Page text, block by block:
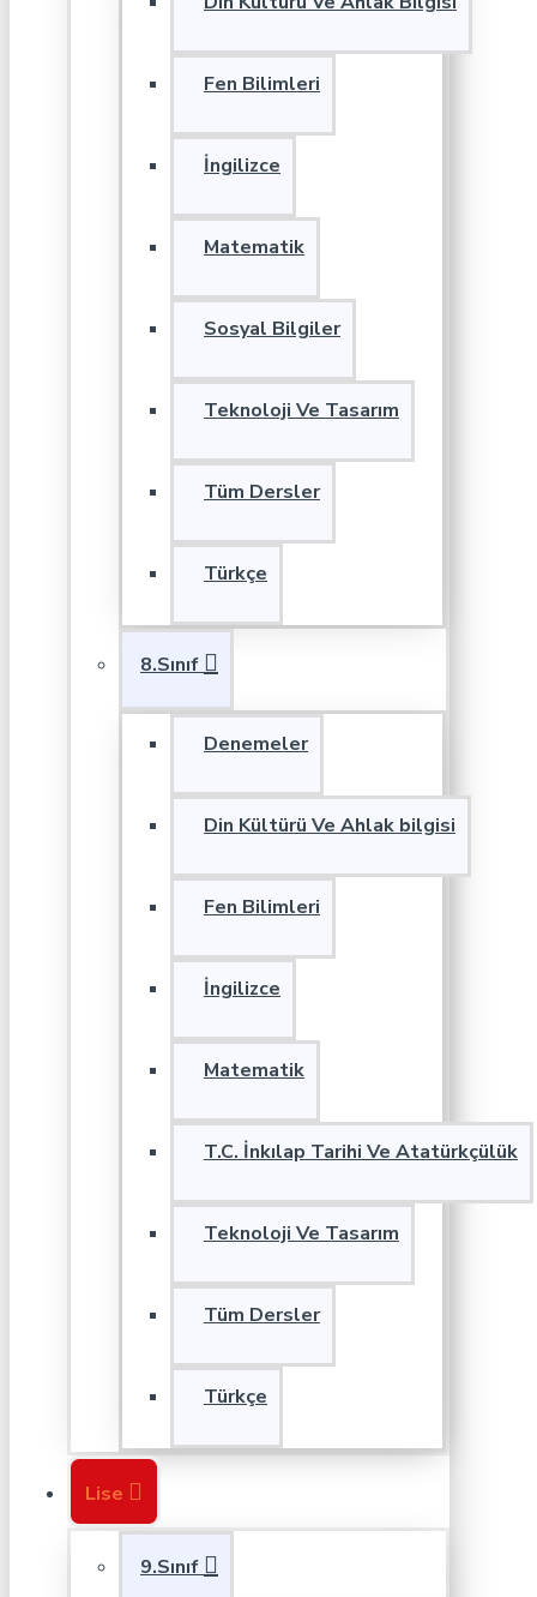
Fen Bilimleri
İngilizce
Matematik
Sosyal Bilgiler
Teknoloji Ve Tasarım
Tüm Dersler
Türkçe
8.Sınıf
Denemeler
Din Kültürü Ve Ahlak bilgisi
Fen Bilimleri
İngilizce
Matematik
T.C. İnkılap Tarihi Ve Atatürkçülük
Teknoloji Ve Tasarım
Tüm Dersler
Türkçe
Lise
9.Sınıf